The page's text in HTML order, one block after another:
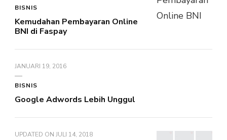
BISNIS
Kemudahan Pembayaran​ ​Online​ ​
BNI di Faspay
JANUARI 19, 2016
BISNIS
Google Adwords Lebih Unggul
UPDATED ON JULI 14, 2018